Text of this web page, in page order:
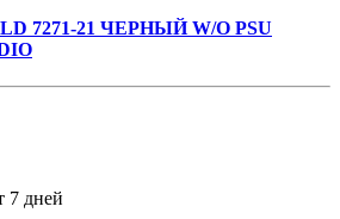
7271-21 ЧЕРНЫЙ W/O PSU
7 дней